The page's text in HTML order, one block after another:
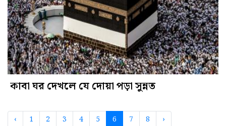
কাবা ঘর দেখলে যে দোয়া পড়া সুন্নত
‹ 1 2 3 4 5 6 7 8 ›